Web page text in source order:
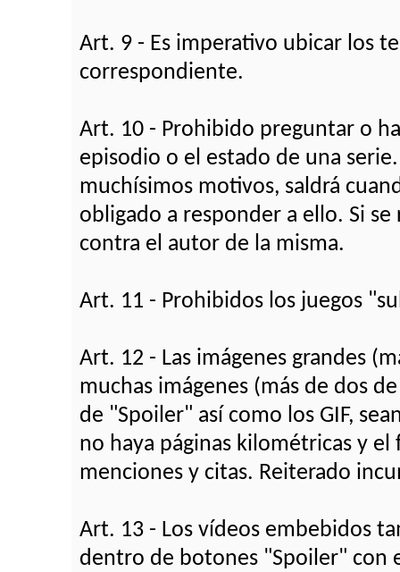
Art. 9 - Es imperativo ubicar los
correspondiente.
Art. 10 - Prohibido preguntar o
episodio o el estado de una
muchísimos motivos, saldrá
obligado a responder a ello. Si
contra el autor de la misma.
Art. 11 - Prohibidos los juegos
Art. 12 - Las imágenes grandes
muchas imágenes (más de dos
de "Spoiler" así como los GIF,
no haya páginas kilométricas y
menciones y citas. Reiterado
Art. 13 - Los vídeos embebidos
dentro de botones "Spoiler" con